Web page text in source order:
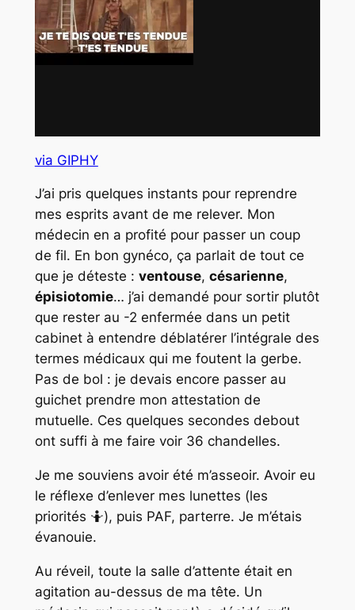
via GIPHY
J’ai pris quelques instants pour reprendre
mes esprits avant de me relever. Mon
médecin en a profité pour passer un coup
de fil. En bon gynéco, ça parlait de tout ce
que je déteste : ventouse, césarienne,
épisiotomie… j’ai demandé pour sortir plutôt
que rester au -2 enfermée dans un petit
cabinet à entendre déblatérer l’intégrale des
termes médicaux qui me foutent la gerbe.
Pas de bol : je devais encore passer au
guichet prendre mon attestation de
mutuelle. Ces quelques secondes debout
ont suffi à me faire voir 36 chandelles.
Je me souviens avoir été m’asseoir. Avoir eu
le réflexe d’enlever mes lunettes (les
priorités 🤷), puis PAF, parterre. Je m’étais
évanouie.
Au réveil, toute la salle d’attente était en
agitation au-dessus de ma tête. Un